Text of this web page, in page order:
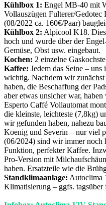
Kühlbox 1: Engel MB-40 mit
Vollauszügen Fulterer/
(08/2022 ca. 160€/Paar)
Kühlbox 2: Alpicool K18.
hoch und wurde über der
Gemüse, Obst usw. eingebaut.
Kochen: 2 einzelne
Kaffee: Jedem das Seine –
wichtig. Nachdem wir
haben, die Beschaffung der
aber etwas unsicher war,
Esperto Caffé Vollautomat
die kleinste, leichteste (7,8kg)
wir gefunden haben, nahezu
Koenig und Severin – nur viel
(06/2024) sind wir immer noch
Funktion, perfekter Kaffee.
Pro-Version mit
haben. Ersatzteile wie die
Standklimaanlage: Autoclima
Klimatisierung – ggfs. tagsüber